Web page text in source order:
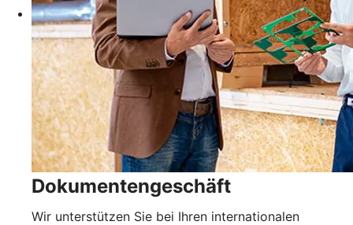
Dokumentengeschäft
Wir unterstützen Sie bei Ihren internationalen